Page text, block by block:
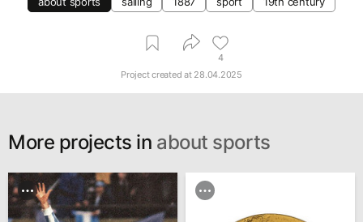
4
Project created at 28.04.2025
More projects in about sports